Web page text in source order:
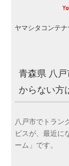
ヤマシタコンテナ
青森県 八
からない方
八戸市でトラン
ビスが、最近に
ーム」です。